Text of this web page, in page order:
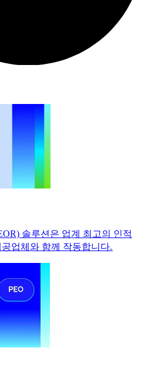
솔루션은 업계 최고의 인적
업체와 함께 작동합니다.​​